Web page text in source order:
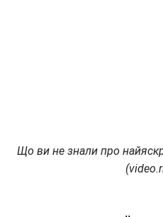
Що ви не знали про